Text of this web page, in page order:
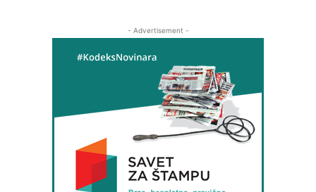
- Advertisement -